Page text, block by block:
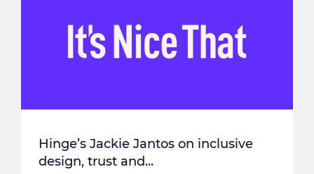
Hinge’s Jackie Jantos on inclusive
design, trust and...